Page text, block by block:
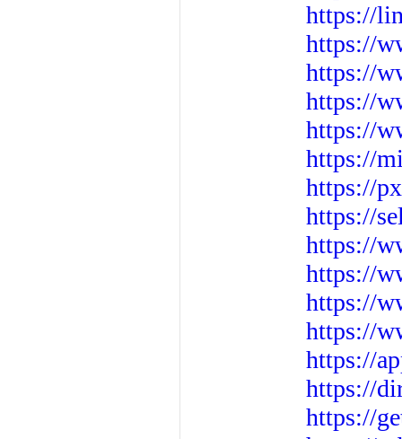
https://
https://
https://
https://
https://
https://
https://
https://
https://
https://
https://
https://
https://
https://
https://